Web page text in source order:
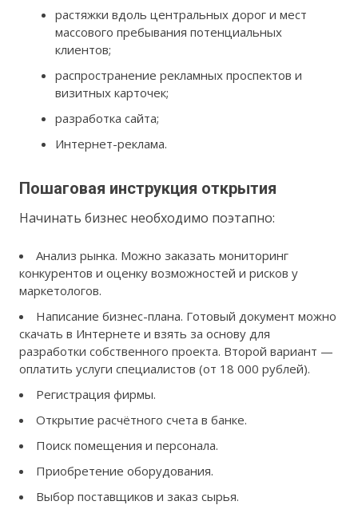
растяжки вдоль центральных дорог и мест
массового пребывания потенциальных
клиентов;
распространение рекламных проспектов и
визитных карточек;
разработка сайта;
Интернет-реклама.
Пошаговая инструкция открытия
Начинать бизнес необходимо поэтапно:
Анализ рынка. Можно заказать мониторинг
конкурентов и оценку возможностей и рисков у
маркетологов.
Написание бизнес-плана. Готовый документ можно
скачать в Интернете и взять за основу для
разработки собственного проекта. Второй вариант —
оплатить услуги специалистов (от 18 000 рублей).
Регистрация фирмы.
Открытие расчётного счета в банке.
Поиск помещения и персонала.
Приобретение оборудования.
Выбор поставщиков и заказ сырья.